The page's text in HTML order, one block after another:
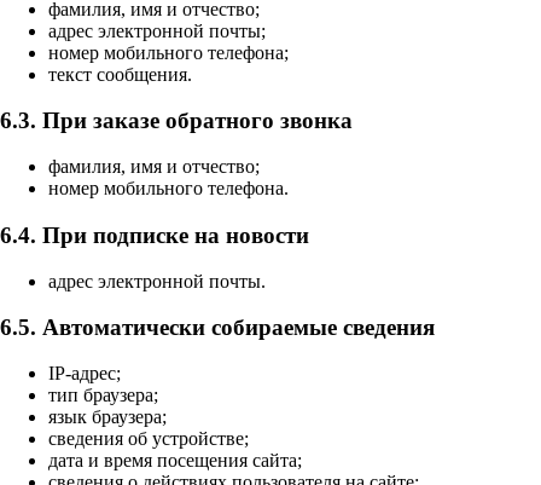
фамилия, имя и отчество;
адрес электронной почты;
номер мобильного телефона;
текст сообщения.
6.3. При заказе обратного звонка
фамилия, имя и отчество;
номер мобильного телефона.
6.4. При подписке на новости
адрес электронной почты.
6.5. Автоматически собираемые сведения
IP-адрес;
тип браузера;
язык браузера;
сведения об устройстве;
дата и время посещения сайта;